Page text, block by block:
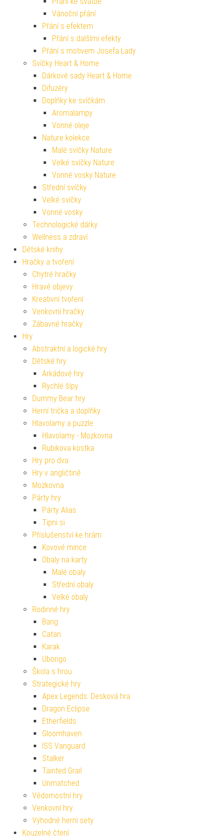
Vánoční přání
Přání s efektem
Přání s dalšími efekty
Přání s motivem Josefa Lady
Svíčky Heart & Home
Dárkové sady Heart & Home
Difuzéry
Doplňky ke svíčkám
Aromalampy
Vonné oleje
Nature kolekce
Malé svíčky Nature
Velké svíčky Nature
Vonné vosky Nature
Střední svíčky
Velké svíčky
Vonné vosky
Technologické dárky
Wellness a zdraví
Dětské knihy
Hračky a tvoření
Chytré hračky
Hravé objevy
Kreativní tvoření
Venkovní hračky
Zábavné hračky
Hry
Abstraktní a logické hry
Dětské hry
Arkádové hry
Rychlé šípy
Dummy Bear hry
Herní trička a doplňky
Hlavolamy a puzzle
Hlavolamy - Mozkovna
Rubikova kostka
Hry pro dva
Hry v angličtině
Mozkovna
Párty hry
Párty Alias
Tipni si
Příslušenství ke hrám
Kovové mince
Obaly na karty
Malé obaly
Střední obaly
Velké obaly
Rodinné hry
Bang
Catan
Karak
Ubongo
Škola s hrou
Strategické hry
Apex Legends: Desková hra
Dragon Eclipse
Etherfields
Gloomhaven
ISS Vanguard
Stalker
Tainted Grail
Unmatched
Vědomostní hry
Venkovní hry
Výhodné herní sety
Kouzelné čtení